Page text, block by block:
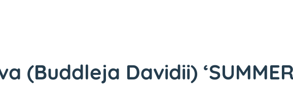
(Buddleja Davidii) ‘SUMMER